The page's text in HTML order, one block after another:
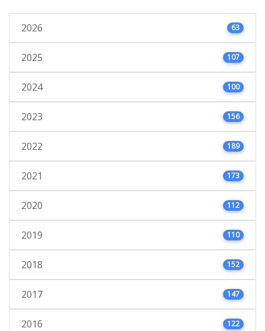
2026 63
2025 107
2024 100
2023 156
2022 189
2021 173
2020 112
2019 110
2018 152
2017 147
2016 122